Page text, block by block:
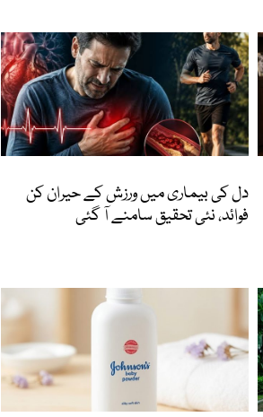
دل کی بیماری میں ورزش کے حیران کن
فوائد، نئی تحقیق سامنے آ گئی